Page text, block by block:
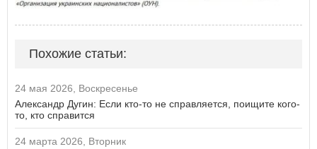
Похожие статьи:
24 мая 2026, Воскресенье
Александр Дугин: Если кто-то не справляется, поищите кого-
то, кто справится
24 марта 2026, Вторник